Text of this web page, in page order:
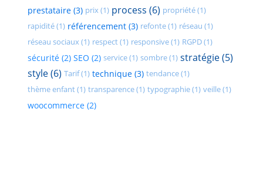
prestataire (3) prix (1) process (6) propriété (1)
rapidité (1) référencement (3) refonte (1) réseau (1)
réseau sociaux (1) respect (1) responsive (1) RGPD (1)
sécurité (2) SEO (2) service (1) sombre (1) stratégie (5)
style (6) Tarif (1) technique (3) tendance (1)
thème enfant (1) transparence (1) typographie (1) veille (1)
woocommerce (2)